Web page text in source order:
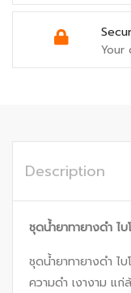
Your
Description
ชุดน้ำยาทายางดำ ไ
ชุดน้ำยาทายางดำ ไ
ความดำ เงางาม แ